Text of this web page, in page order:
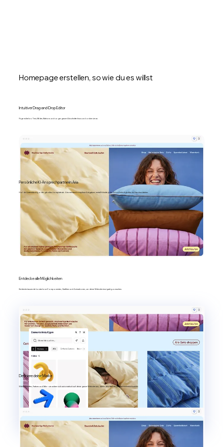
Homepage erstellen, so wie du es willst
Intuitiver Drag-and-Drop Editor
Füge mühelos Text, Bilder, Buttons und sogar ganze Abschnitte hinzu und ordne sie an.
Persönliche KI-Ansprechpartnerin Aria
Hol dir Unterstützung oder gib alles komplett ab. Aria meistert komplexe Aufgaben, erstellt Inhalte jeder Art und erledigt alles im Handumdrehen.
Entdecke alle Möglichkeiten
Entdecke tausende kostenlose Komponenten, Grafiken und Animationen, um deine Website einzigartig zu machen.
Definiere deine Marke
Wähle Schriften, Farben und Stile – sie wirken sich automatisch auf deine ganze Website aus, damit dein Branding immer einheitlich bleibt.